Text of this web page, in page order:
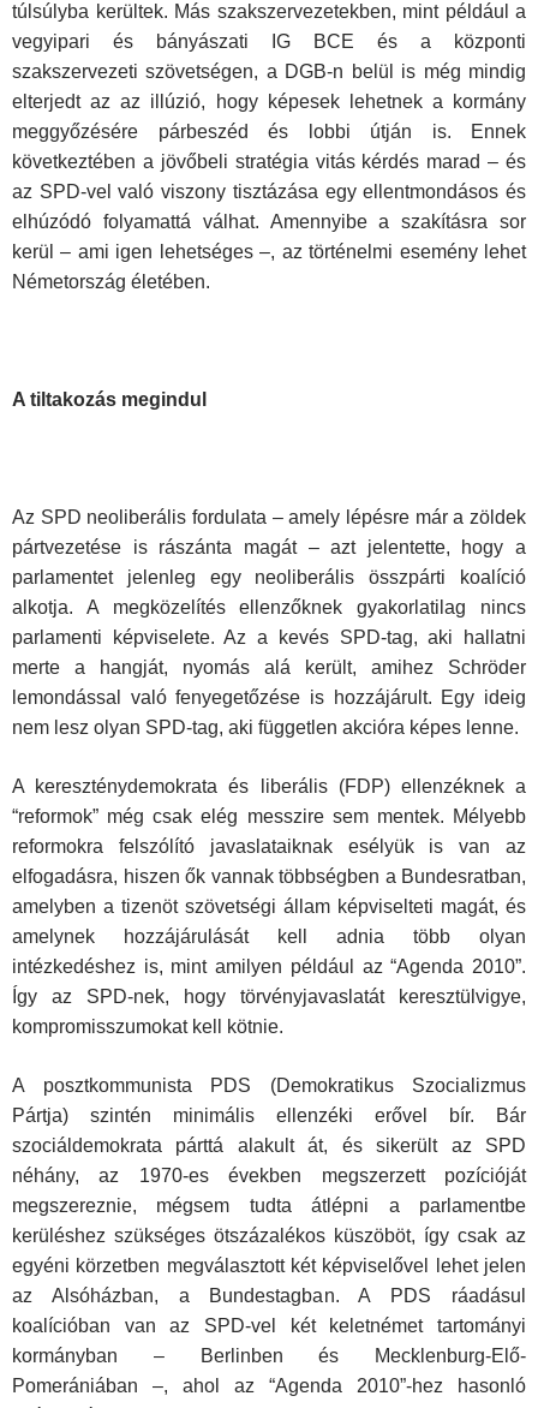
túlsúlyba kerültek. Más szakszervezetekben, mint például a
vegyipari és bányászati IG BCE és a központi
szakszervezeti szövetségen, a DGB-n belül is még mindig
elterjedt az az illúzió, hogy képesek lehetnek a kormány
meggyőzésére párbeszéd és lobbi útján is. Ennek
következtében a jövőbeli stratégia vitás kérdés marad – és
az SPD-vel való viszony tisztázása egy ellentmondásos és
elhúzódó folyamattá válhat. Amennyibe a szakításra sor
kerül – ami igen lehetséges –, az történelmi esemény lehet
Németország életében.
A tiltakozás megindul
Az SPD neoliberális fordulata – amely lépésre már a zöldek
pártvezetése is rászánta magát – azt jelentette, hogy a
parlamentet jelenleg egy neoliberális összpárti koalíció
alkotja. A megközelítés ellenzőknek gyakorlatilag nincs
parlamenti képviselete. Az a kevés SPD-tag, aki hallatni
merte a hangját, nyomás alá került, amihez Schröder
lemondással való fenyegetőzése is hozzájárult. Egy ideig
nem lesz olyan SPD-tag, aki független akcióra képes lenne.
A kereszténydemokrata és liberális (FDP) ellenzéknek a
“reformok” még csak elég messzire sem mentek. Mélyebb
reformokra felszólító javaslataiknak esélyük is van az
elfogadásra, hiszen ők vannak többségben a Bundesratban,
amelyben a tizenöt szövetségi állam képviselteti magát, és
amelynek hozzájárulását kell adnia több olyan
intézkedéshez is, mint amilyen például az “Agenda 2010”.
Így az SPD-nek, hogy törvényjavaslatát keresztülvigye,
kompromisszumokat kell kötnie.
A posztkommunista PDS (Demokratikus Szocializmus
Pártja) szintén minimális ellenzéki erővel bír. Bár
szociáldemokrata párttá alakult át, és sikerült az SPD
néhány, az 1970-es években megszerzett pozícióját
megszereznie, mégsem tudta átlépni a parlamentbe
kerüléshez szükséges ötszázalékos küszöböt, így csak az
egyéni körzetben megválasztott két képviselővel lehet jelen
az Alsóházban, a Bundestagban. A PDS ráadásul
koalícióban van az SPD-vel két keletnémet tartományi
kormányban – Berlinben és Mecklenburg-Elő-
Pomerániában –, ahol az “Agenda 2010”-hez hasonló